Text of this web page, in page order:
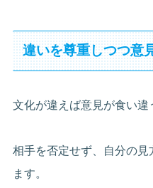
違いを尊重しつつ意
文化が違えば意見が食い違
相手を否定せず、自分の
ます。